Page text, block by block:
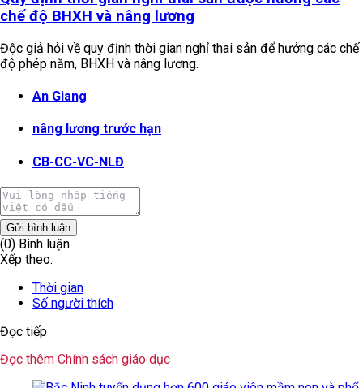
chế độ BHXH và nâng lương
Độc giả hỏi về quy định thời gian nghỉ thai sản để hưởng các chế
độ phép năm, BHXH và nâng lương.
An Giang
nâng lương trước hạn
CB-CC-VC-NLĐ
Gửi bình luận
(0) Bình luận
Xếp theo:
Thời gian
Số người thích
Đọc tiếp
Đọc thêm Chính sách giáo dục